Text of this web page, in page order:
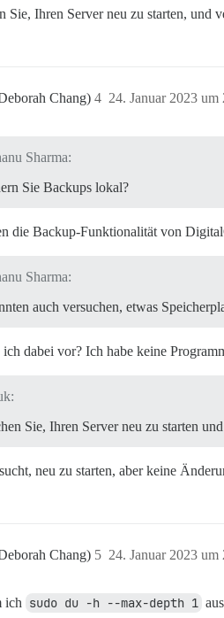
Sie, Ihren Server neu zu starten, und
Chang) 24. Januar 2023 um
4
Sharma:
Sie Backups lokal?
die Backup-Funktionalität von
Sharma:
auch versuchen, etwas
ich dabei vor? Ich habe keine
Sie, Ihren Server neu zu starten
neu zu starten, aber keine
Chang) 24. Januar 2023 um
5
ich sudo du -h --max-depth 1